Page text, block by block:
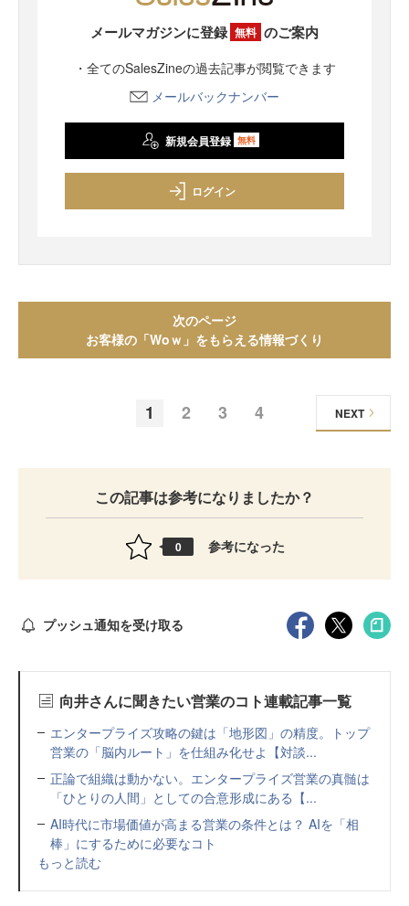
メールマガジンに登録 無料 のご案内
・全てのSalesZineの過去記事が閲覧できます
メールバックナンバー
新規会員登録 無料
ログイン
次のページ
お客様の「Woｗ」をもらえる情報づくり
1 2 3 4 NEXT
この記事は参考になりましたか？
0 参考になった
プッシュ通知を受け取る
向井さんに聞きたい営業のコト連載記事一覧
エンタープライズ攻略の鍵は「地形図」の精度。トップ
営業の「脳内ルート」を仕組み化せよ【対談...
正論で組織は動かない。エンタープライズ営業の真髄は
「ひとりの人間」としての合意形成にある【...
AI時代に市場価値が高まる営業の条件とは？ AIを「相
棒」にするために必要なコト
もっと読む